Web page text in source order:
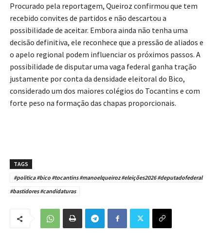
Procurado pela reportagem, Queiroz confirmou que tem
recebido convites de partidos e não descartou a
possibilidade de aceitar. Embora ainda não tenha uma
decisão definitiva, ele reconhece que a pressão de aliados e
o apelo regional podem influenciar os próximos passos. A
possibilidade de disputar uma vaga federal ganha tração
justamente por conta da densidade eleitoral do Bico,
considerado um dos maiores colégios do Tocantins e com
forte peso na formação das chapas proporcionais.
TAGS
#politica #bico #tocantins #manoelqueiroz #eleições2026 #deputadofederal
#bastidores #candidaturas